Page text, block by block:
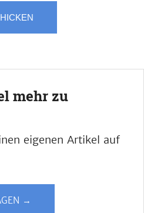
mehr zu
eigenen Artikel auf
→